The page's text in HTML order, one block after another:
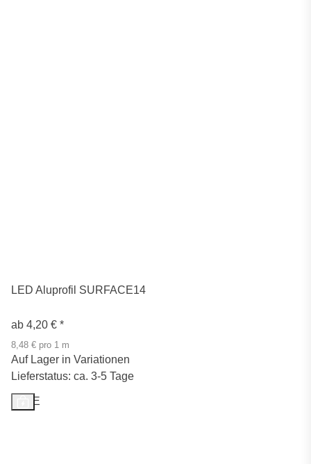
LED Aluprofil SURFACE14
ab 4,20 € *
8,48 € pro 1 m
Auf Lager in Variationen
Lieferstatus: ca. 3-5 Tage
SALE